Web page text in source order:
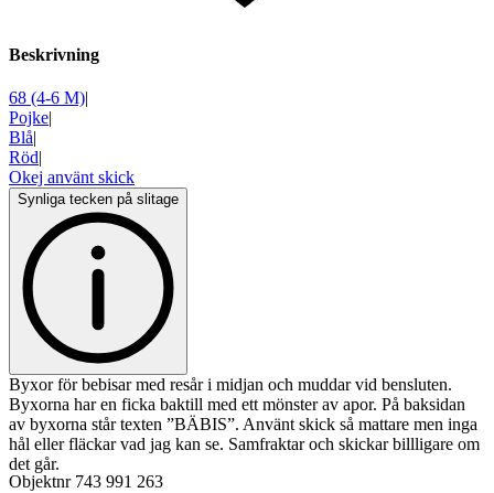
Beskrivning
68 (4-6 M)|
Pojke|
Blå|
Röd|
Okej använt skick
Synliga tecken på slitage
Byxor för bebisar med resår i midjan och muddar vid bensluten.
Byxorna har en ficka baktill med ett mönster av apor. På baksidan
av byxorna står texten ”BÄBIS”. Använt skick så mattare men inga
hål eller fläckar vad jag kan se. Samfraktar och skickar billligare om
det går.
Objektnr 743 991 263